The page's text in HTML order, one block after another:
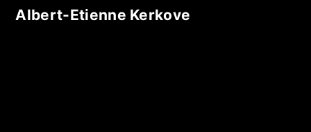
Albert-Etienne Kerkove